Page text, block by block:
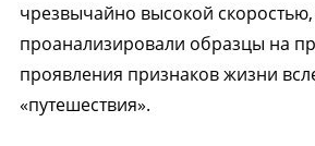
чрезвычайно высокой скоростью,
проанализировали образцы на
проявления признаков жизни
«путешествия».